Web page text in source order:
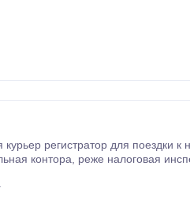
для поездки к нотариусу. В его